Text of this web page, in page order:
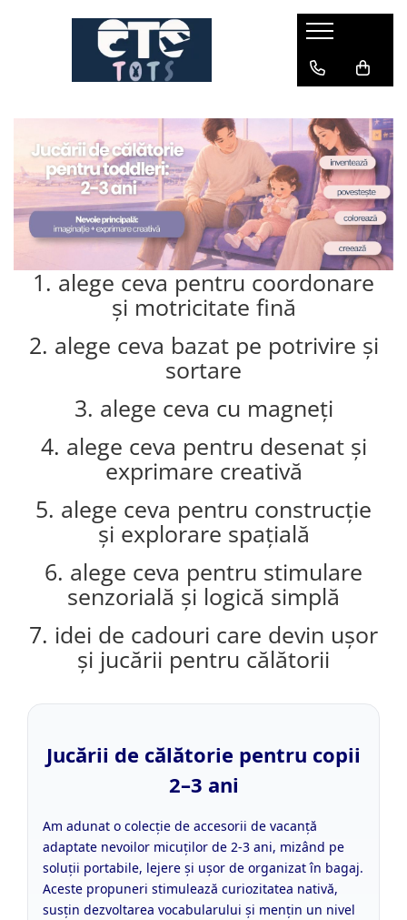
CĂRUCIOARE & SCAUNE AUTO
cărucioare NUNA
cărucioare U-GROW
scaune auto pentru avion
accesorii cărucioare
accesorii scaun auto
accesorii scaun avion
1. alege ceva pentru coordonare
și motricitate fină
2. alege ceva bazat pe potrivire și
sortare
3. alege ceva cu magneți
4. alege ceva pentru desenat și
exprimare creativă
5. alege ceva pentru construcție
și explorare spațială
6. alege ceva pentru stimulare
senzorială și logică simplă
7. idei de cadouri care devin ușor
și jucării pentru călătorii
Jucării de călătorie pentru copii
2–3 ani
Am adunat o colecție de accesorii de vacanță
adaptate nevoilor micuților de 2-3 ani, mizând pe
soluții portabile, lejere și ușor de organizat în bagaj.
Aceste propuneri stimulează curiozitatea nativă,
susțin dezvoltarea vocabularului și mențin un nivel